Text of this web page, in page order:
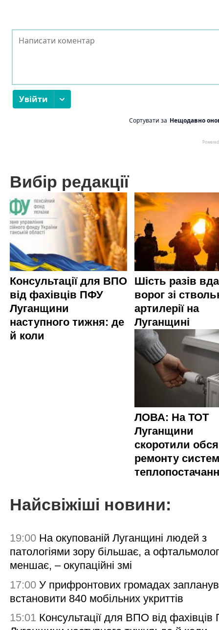
Вибір редакції
Консультації для ВПО
від фахівців ПФУ
Луганщини
наступного тижня: де
й коли
Шість разів
ворог зі
артилерії на
Луганщині
ЛОВА: На ТОТ
Луганщини
скоротили
ремонту
Найсвіжіші новини:
19:00 На окупованій Луганщині людей з
патологіями зору більшає, а
меншає, – окупаційні змі
17:00 У прифронтових громадах
встановити 840 мобільних укриттів
15:01 Консультації для ВПО від